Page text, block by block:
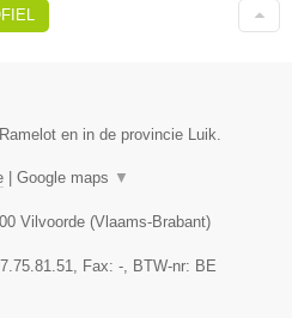
en in de provincie Luik.
| Google maps ▼
Vilvoorde (Vlaams-Brabant)
, Fax: - , BTW-nr: BE